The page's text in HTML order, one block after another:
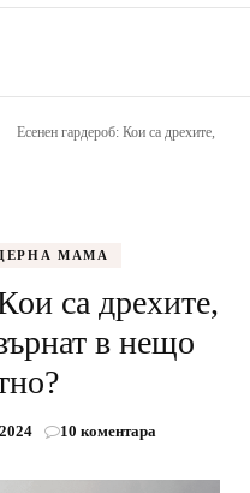
Есенен гардероб: Кои са дрехите,
МАМА
са дрехите,
в нещо
10 коментара
гардероб: